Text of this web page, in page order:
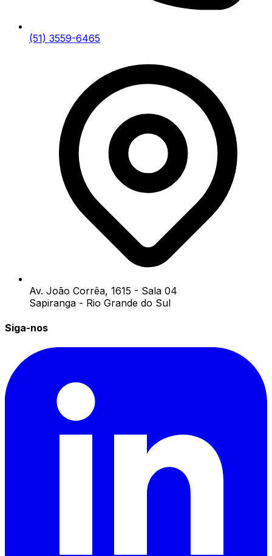
(51) 3559-6465
Av. João Corrêa, 1615 - Sala 04
Sapiranga - Rio Grande do Sul
Siga-nos